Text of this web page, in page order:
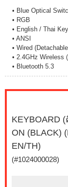
• Blue Optical
• RGB
• English / Thai
• ANSI
• Wired
• 2.4GHz Wireless
• Bluetooth 5.3
KEYBOARD
ON (BLACK)
EN/TH)
(#1024000028)